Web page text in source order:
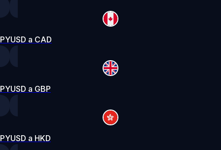
PYUSD a CAD
PYUSD a GBP
PYUSD a HKD